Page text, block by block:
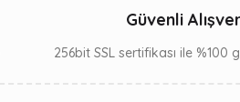
Güvenli
256bit SSL sertifikası ile %100